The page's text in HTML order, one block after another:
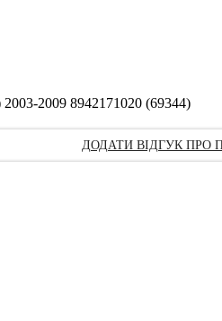
2009 8942171020 (69344)
ДОДАТИ ВІДГУК ПРО